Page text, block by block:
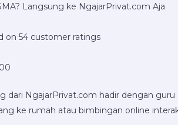
Langsung ke NgajarPrivat.com Aja
on 54 customer ratings
range:
through
dari NgajarPrivat.com hadir dengan guru
ke rumah atau bimbingan online